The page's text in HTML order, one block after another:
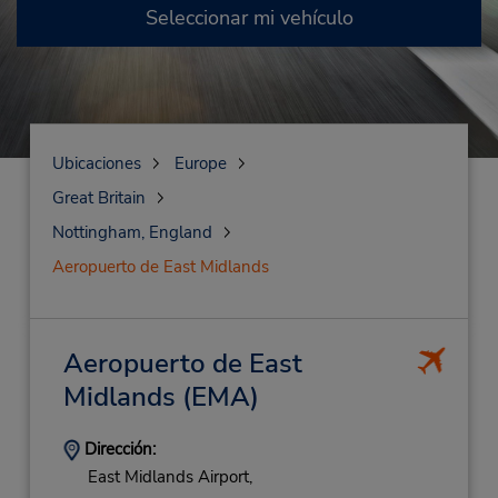
Seleccionar mi vehículo
Ubicaciones
Europe
Great Britain
Nottingham, England
Aeropuerto de East Midlands
Aeropuerto de East
Midlands (EMA)
Dirección:
East Midlands Airport,